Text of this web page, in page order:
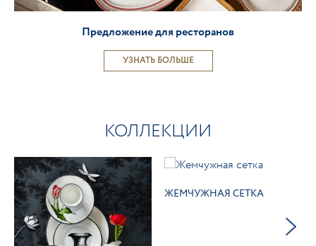
Предложение для ресторанов
УЗНАТЬ БОЛЬШЕ
КОЛЛЕКЦИИ
ЖЕМЧУЖНАЯ СЕТКА